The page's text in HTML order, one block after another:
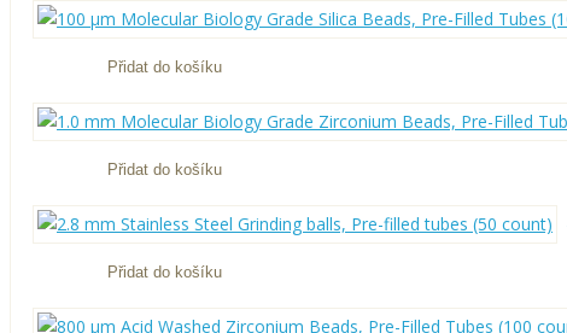
Přidat do košíku
Přidat do košíku
Přidat do košíku